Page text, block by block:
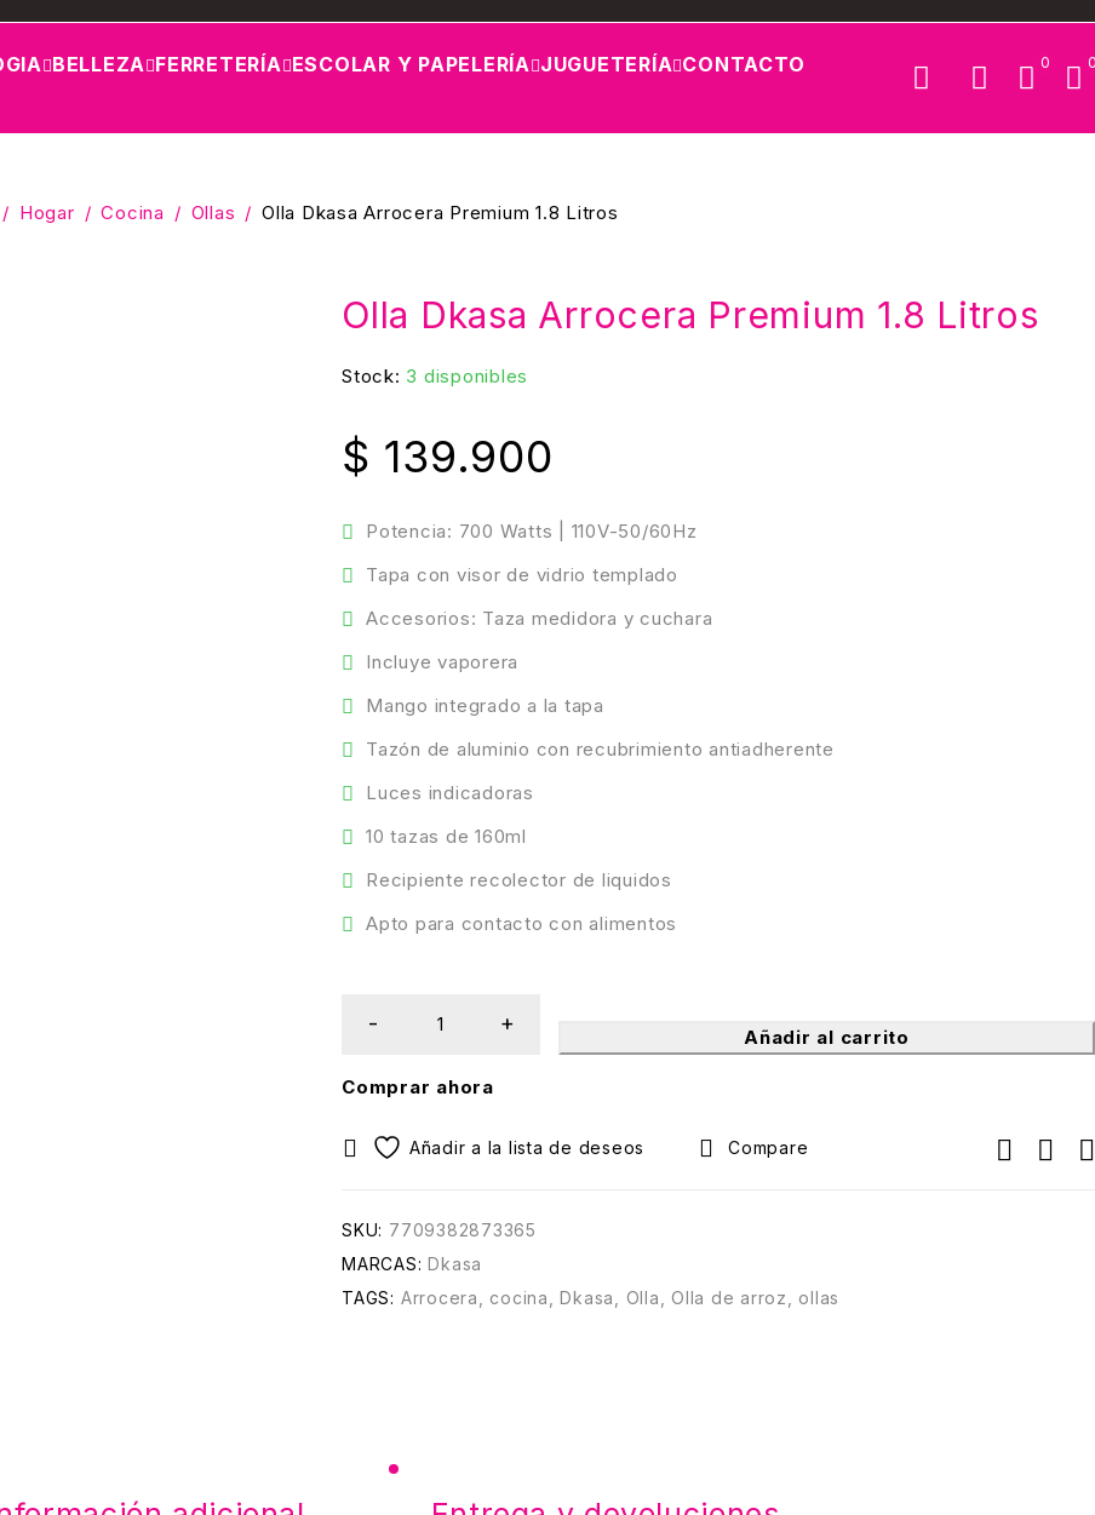
BELLEZA FERRETERÍA ESCOLAR Y PAPELERÍA JUGUETERÍA CONTACTO
0
/ Hogar / Cocina / Ollas / Olla Dkasa Arrocera Premium 1.8 Litros
Olla Dkasa Arrocera Premium 1.8 Litros
Stock: 3 disponibles
Potencia: 700 Watts | 110V-50/60Hz
Tapa con visor de vidrio templado
Accesorios: Taza medidora y cuchara
Incluye vaporera
Mango integrado a la tapa
Tazón de aluminio con recubrimiento antiadherente
Luces indicadoras
10 tazas de 160ml
Recipiente recolector de liquidos
Apto para contacto con alimentos
$ 139.900
Añadir al carrito
Comprar ahora
Compare
SKU: 7709382873365
MARCAS: Dkasa
TAGS: Arrocera cocina ,Dkasa Olla Olla de arroz ollas